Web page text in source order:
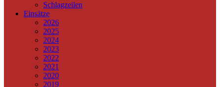
Schlagzeilen
Einsätze
2026
2025
2024
2023
2022
2021
2020
2019